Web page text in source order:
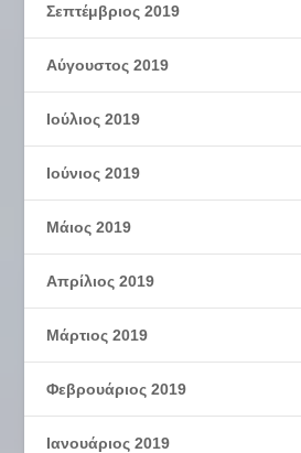
Σεπτέμβριος 2019
Αύγουστος 2019
Ιούλιος 2019
Ιούνιος 2019
Μάιος 2019
Απρίλιος 2019
Μάρτιος 2019
Φεβρουάριος 2019
Ιανουάριος 2019